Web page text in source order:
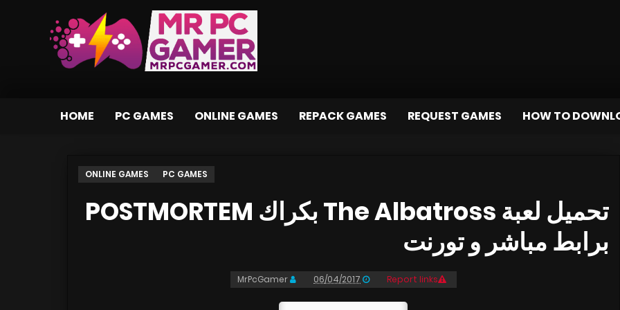
HOME PC GAMES ONLINE GAMES REPACK GAMES REQUEST GAMES HOW TO
ONLINE GAMES PC GAMES
تحميل لعبة The Albatross بكراك POSTMORTEM
برابط مباشر و تورنت
MrPcGamer 06/04/2017 Report links